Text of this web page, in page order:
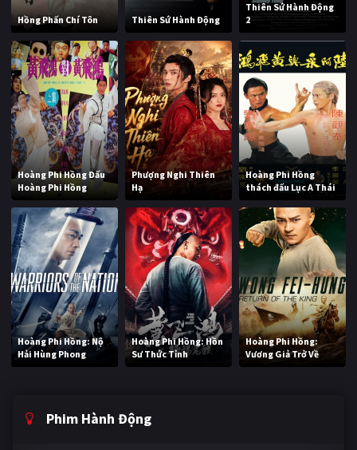
Hồng Phấn Chí Tôn Thiên Sứ Hành Động
Thiên Sứ Hành Động
2
Hoàng Phi Hồng Đấu
Hoàng Phi Hồng
Phượng Nghi Thiên
Hạ
Hoàng Phi Hồng
thách đấu Lục A Thái
Hoàng Phi Hồng: Nộ
Hải Hùng Phong
Hoàng Phi Hồng: Hồn
Sư Thức Tỉnh
Hoàng Phi Hồng:
Vương Giả Trở Về
Phim Hành Động